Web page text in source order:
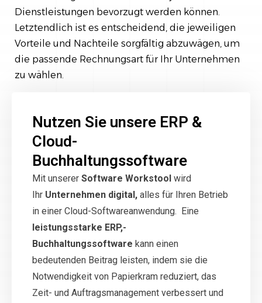
Dienstleistungen bevorzugt werden können.
Letztendlich ist es entscheidend, die jeweiligen
Vorteile und Nachteile sorgfältig abzuwägen, um
die passende Rechnungsart für Ihr Unternehmen
zu wählen.
Nutzen Sie unsere ERP &
Cloud-
Buchhaltungssoftware
Mit unserer Software Workstool wird
Ihr Unternehmen digital, alles für Ihren Betrieb
in einer Cloud-Softwareanwendung. Eine
leistungsstarke ERP,-
Buchhaltungssoftware kann einen
bedeutenden Beitrag leisten, indem sie die
Notwendigkeit von Papierkram reduziert, das
Zeit- und Auftragsmanagement verbessert und